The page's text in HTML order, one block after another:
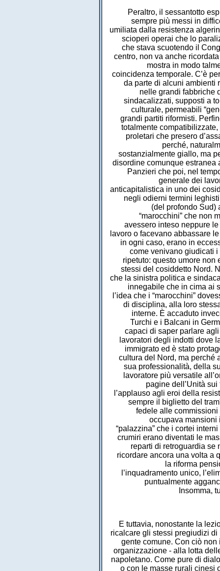
Peraltro, il sessantotto
sempre più messi in
umiliata dalla resistenza
scioperi operai che lo
che stava scuotendo il
centro, non va anche
mostra in modo
coincidenza temporale. C’è
da parte di alcuni ambienti
nelle grandi fabbriche
sindacalizzati, supposti a
culturale, permeabili
grandi partiti riformisti.
totalmente
proletari che presero
perché,
sostanzialmente giallo, ma
disordine comunque estranea
Panzieri che poi, nel
generale dei
anticapitalistica in uno dei
negli odierni termini
(del profondo Sud)
“marocchini” che non
avessero inteso neppure
lavoro o facevano abbassare
in ogni caso, erano in
come venivano giudicati
ripetuto: questo umore non
stessi del cosiddetto Nord.
che la sinistra politica e
innegabile che in cima ai
l’idea che i “marocchini”
di disciplina, alla loro
interne. È accaduto
Turchi e i Balcani in
capaci di saper parlare
lavoratori degli indotti dove
immigrato ed è stato
cultura del Nord, ma perché
sua professionalità, della
lavoratore più versatile
pagine dell’Unità
l’applauso agli eroi della
sempre il biglietto del
fedele alle
occupava mansioni
“palazzina” che i cortei
crumiri erano diventati le
reparti di retroguardia se
ricordare ancora una volta a
la riforma
l’inquadramento unico,
puntualmente
Insomma,
E tuttavia, nonostante la
ricalcare gli stessi pregiudizi
gente comune. Con ciò
organizzazione - alla lotta
napoletano. Come pure di
o con le masse rurali cinesi